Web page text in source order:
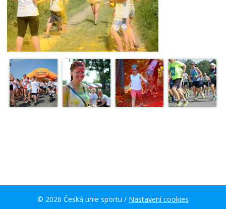
© 2026 Česká unie sportu / Nastavení cookies